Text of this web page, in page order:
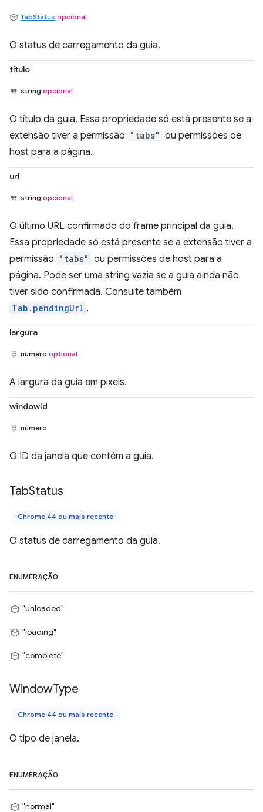
TabStatus opcional
O status de carregamento da guia.
título
string opcional
O título da guia. Essa propriedade só está presente se a
extensão tiver a permissão "tabs" ou permissões de
host para a página.
url
string opcional
O último URL confirmado do frame principal da guia.
Essa propriedade só está presente se a extensão tiver a
permissão "tabs" ou permissões de host para a
página. Pode ser uma string vazia se a guia ainda não
tiver sido confirmada. Consulte também
Tab.pendingUrl .
largura
número optional
A largura da guia em pixels.
windowId
número
O ID da janela que contém a guia.
TabStatus
Chrome 44 ou mais recente
O status de carregamento da guia.
ENUMERAÇÃO
"unloaded"
"loading"
"complete"
WindowType
Chrome 44 ou mais recente
O tipo de janela.
ENUMERAÇÃO
"normal"